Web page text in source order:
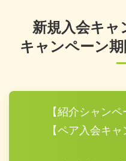
新規入会キャ
キャンペーン期
【紹介シャ
【ペア入会キ